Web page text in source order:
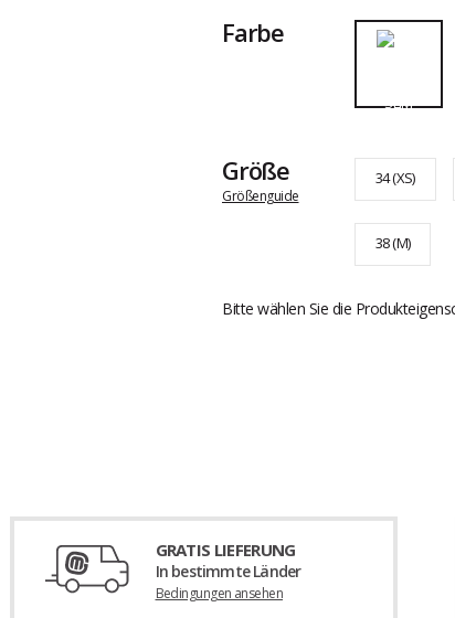
Farbe
Größe
Größenguide
34 (XS)
38 (M)
Bitte wählen Sie die
GRATIS LIEFERUNG
In bestimmte Länder
Bedingungen ansehen